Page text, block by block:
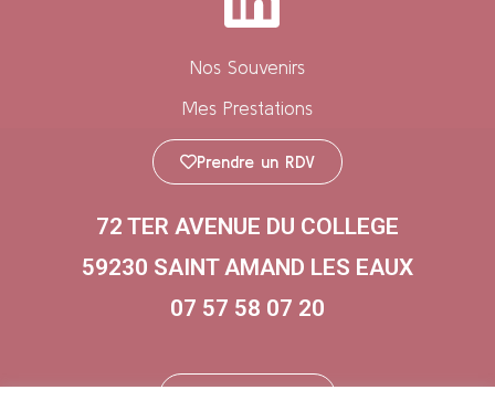
Nos Souvenirs
Mes Prestations
Prendre un RDV
72 TER AVENUE DU COLLEGE
59230 SAINT AMAND LES EAUX
07 57 58 07 20